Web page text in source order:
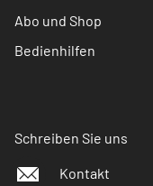
Abo und Shop
Bedienhilfen
Schreiben Sie uns
Kontakt